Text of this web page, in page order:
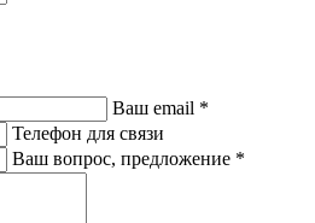
Ваш email *
Телефон для связи
Ваш вопрос, предложение *